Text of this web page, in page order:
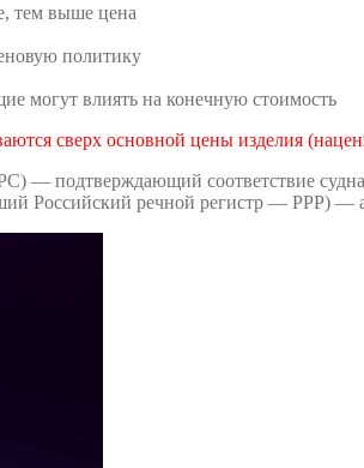
тем выше цена
политику
могут влиять на конечную стоимость
сверх основной цены изделия
— подтверждающий соответствие судна
Российский речной регистр — РРР) —